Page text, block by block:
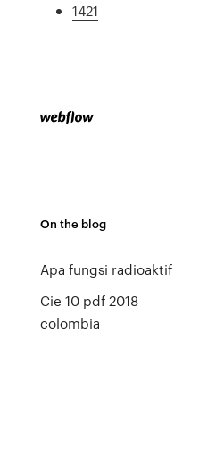
1421
On the blog
Apa fungsi radioaktif
Cie 10 pdf 2018
colombia